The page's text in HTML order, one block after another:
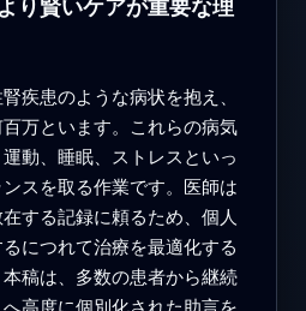
り賢いケアが重要な理
疾患のような病状を抱え、
万といます。これらの病気
動、睡眠、ストレスといっ
スを取る作業です。医師は
する記録に頼るため、個人
につれて治療を最適化する
稿は、多数の患者から継続
高度に個別化された助言を